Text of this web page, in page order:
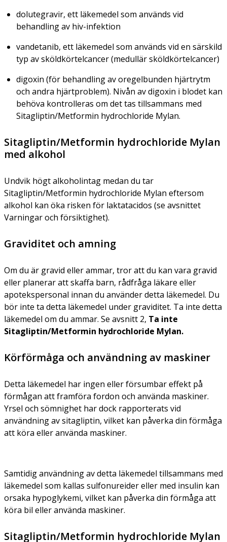
dolutegravir, ett läkemedel som används vid
behandling av hiv-infektion
vandetanib, ett läkemedel som används vid en särskild
typ av sköldkörtelcancer (medullär sköldkörtelcancer)
digoxin (för behandling av oregelbunden hjärtrytm
och andra hjärtproblem). Nivån av digoxin i blodet kan
behöva kontrolleras om det tas tillsammans med
Sitagliptin/Metformin hydrochloride Mylan.
Sitagliptin/Metformin hydrochloride Mylan
med alkohol
Undvik högt alkoholintag medan du tar
Sitagliptin/Metformin hydrochloride Mylan eftersom
alkohol kan öka risken för laktatacidos (se avsnittet
Varningar och försiktighet).
Graviditet och amning
Om du är gravid eller ammar, tror att du kan vara gravid
eller planerar att skaffa barn, rådfråga läkare eller
apotekspersonal innan du använder detta läkemedel. Du
bör inte ta detta läkemedel under graviditet. Ta inte detta
läkemedel om du ammar. Se avsnitt 2, Ta inte
Sitagliptin/Metformin hydrochloride Mylan.
Körförmåga och användning av maskiner
Detta läkemedel har ingen eller försumbar effekt på
förmågan att framföra fordon och använda maskiner.
Yrsel och sömnighet har dock rapporterats vid
användning av sitagliptin, vilket kan påverka din förmåga
att köra eller använda maskiner.
Samtidig användning av detta läkemedel tillsammans med
läkemedel som kallas sulfonureider eller med insulin kan
orsaka hypoglykemi, vilket kan påverka din förmåga att
köra bil eller använda maskiner.
Sitagliptin/Metformin hydrochloride Mylan